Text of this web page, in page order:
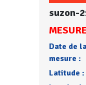
suzon-
Date de
mesure :
Latitude :